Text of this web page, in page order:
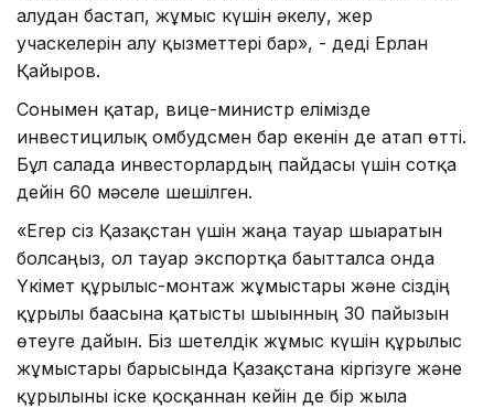
алудан бастап, жұмыс күшін әкелу, жер
учаскелерін алу қызметтері бар», - деді Ерлан
Қайыров.
Сонымен қатар, вице-министр елімізде
инвестицилық омбудсмен бар екенін де атап өтті.
Бұл салада инвесторлардың пайдасы үшін сотқа
дейін 60 мәселе шешілген.
«Егер сіз Қазақстан үшін жаңа тауар шығаратын
болсаңыз, ол тауар экспортқа бағытталса онда
Үкімет құрылыс-монтаж жұмыстары және сіздің
құрылғы бағасына қатысты шығынның 30 пайызын
өтеуге дайын. Біз шетелдік жұмыс күшін құрылыс
жұмыстары барысында Қазақстанға кіргізуге және
құрылғыны іске қосқаннан кейін де бір жылға